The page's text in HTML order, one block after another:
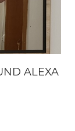
ALEXA